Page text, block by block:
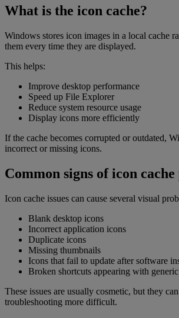
What is the icon cache?
Windows stores icon images in a local cache
them every time they are displayed.
This helps:
Improve desktop performance
Speed up File Explorer
Reduce system resource usage
Display icons more efficiently
If the cache becomes corrupted or outdated,
incorrect or missing icons.
Common signs of icon
Icon cache issues can cause several visual
Blank desktop icons
Incorrect application icons
Duplicate icons
Missing thumbnails
Icons that fail to update after software
Broken shortcuts appearing with
These issues are usually cosmetic, but they
troubleshooting more difficult.